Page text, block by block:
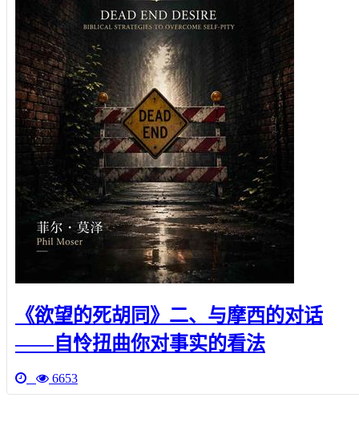
《欲望的死胡同》二、与摩西的对话
——自怜扭曲你对事实的看法
6653